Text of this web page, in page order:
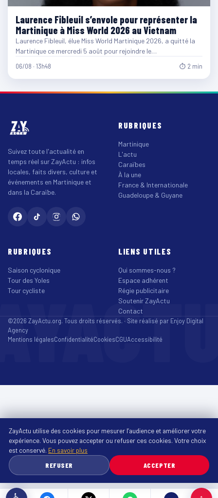
Laurence Fibleuil s’envole pour représenter la
Martinique à Miss World 2026 au Vietnam
Laurence Fibleuil, élue Miss World Martinique 2026, a quitté la
Martinique ce mercredi 5 août pour rejoindre le…
06/08 · 13h48 ⏱ 2 min
Suivez toute l'actualité en
temps réel sur ZayActu : infos
locales, faits divers, culture et
événements en Martinique et
dans la Caraïbe.
RUBRIQUES
Martinique
L'actu
Caraïbes
À la une
France & Internationale
Guadeloupe & Guyane
RUBRIQUES
Saison cyclonique
Tour des Yoles
Tour cycliste
LIENS UTILES
Qui sommes-nous ?
Espace adhérent
Régie publicitaire
Soutenir ZayActu
Contact
©2026 ZayActu.org. Tous droits réservés. · Site réalisé par Enjoy Digital
Agency
Mentions légalesConfidentialitéCookiesCGUAccessibilité
ZayActu utilise des cookies pour mesurer l’audience et améliorer votre
expérience. Vous pouvez accepter ou refuser ces cookies. Votre choix
est conservé. En savoir plus
REFUSER
ACCEPTER